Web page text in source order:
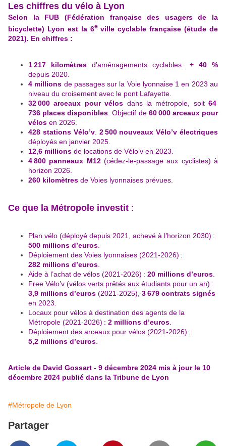
Les chiffres du vélo à Lyon
Selon la FUB (Fédération française des usagers de la
bicyclette) Lyon est la 6e ville cyclable française (étude de
2021). En chiffres :
1 217 kilomètresd’aménagements cyclables :+ 40 %
depuis 2020.
4 millions de passages sur la Voie lyonnaise 1 en 2023 au
niveau du croisement avec le pont Lafayette.
32 000 arceaux pour vélos dans la métropole, soit 64
736 places disponibles . Objectif de 60 000 arceaux pour
vélos en 2026.
428 stations Vélo’v. 2 500 nouveaux Vélo’v électriques
déployés en janvier 2025.
12,6 millions de locations de Vélo’v en 2023.
4 800 panneaux M12(cédez-le-passage aux cyclistes) à
horizon 2026.
260 kilomètres de Voies lyonnaises prévues.
Ce que la Métropole investit :
Plan vélo (déployé depuis 2021, achevé à l’horizon 2030) :
500 millions d’euros
Déploiement des Voies lyonnaises (2021-2026) :
282 millions d’euros
Aide à l’achat de vélos (2021-2026) : 20 millions d’euros
Free Vélo’v (vélos verts prêtés aux étudiants pour un an) :
3,9 millions d’euros (2021-2025), 3 679 contrats signés
en 2023.
Locaux pour vélos à destination des agents de la
Métropole (2021-2026) : 2 millions d’euros
Déploiement des arceaux pour vélos (2021-2026) :
5,2 millions d’euros
Article de David Gossart - 9 décembre 2024 mis à jour le 10
décembre 2024 publié dans la Tribune de Lyon
#Métropole de Lyon
Partager